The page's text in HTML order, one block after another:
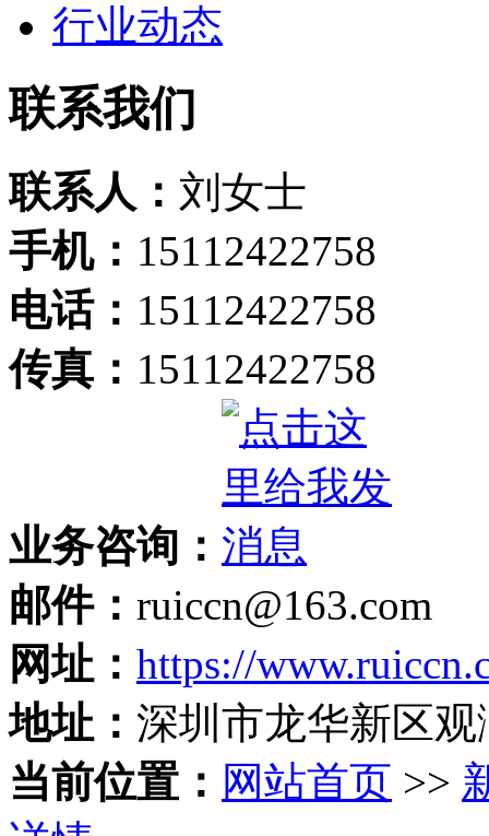
行业动态
联系我们
联系人： 刘女士
手机： 15112422758
电话： 15112422758
传真： 15112422758
业务咨询：
邮件： ruiccn@163.com
网址： https://
地址： 深圳市龙华新区
当前位置： 网站首页 >>